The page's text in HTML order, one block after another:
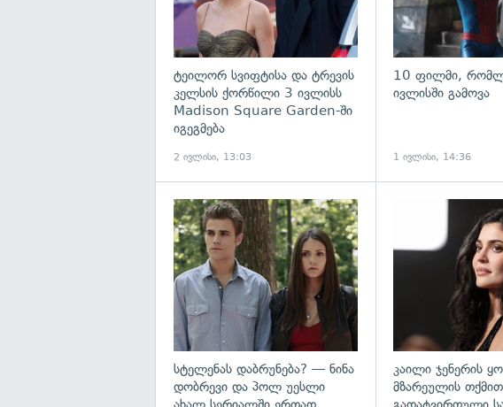
ტეილორ სვიფტისა და ტრევის
კელსის ქორწილი 3 ივლისს
Madison Square Garden-ში
იგეგმება
2 ივლისი, 13:03
10 ფილმი,
ივლისში გამოვა
1 ივლისი, 14:36
სტელენას დაბრუნება? — ნინა
დობრევი და პოლ უესლი
კაილი ჯენერის
მზარეულის